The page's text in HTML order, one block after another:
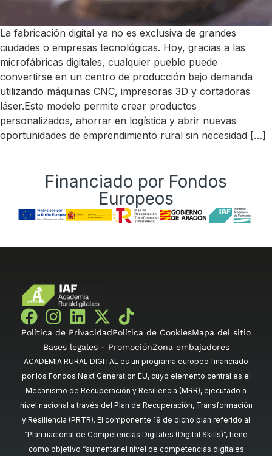
La fabricación digital ya no es exclusiva de grandes
ciudades o empresas tecnológicas. Hoy, gracias a las
microfábricas digitales, cualquier pueblo puede
convertirse en un centro de producción bajo demanda
utilizando máquinas CNC, impresoras 3D y cortadoras
láser.Este modelo permite crear productos
personalizados, ahorrar en logística y abrir nuevas
oportunidades de emprendimiento rural sin necesidad […]
Financiado por Fondos
Europeos
Política de PrivacidadPolítica de CookiesMapa del sitio
Bases legales - PromociónZona embajadores
ACADEMIA RURAL DIGITAL es un programa europeo financiado
por los Fondos Next Generation EU, cuyo elemento central es el
Mecanismo de Recuperación y Resiliencia (MRR), ejecutado a
nivel nacional a través del Plan de Recuperación, Transformación
y Resiliencia (PRTR). El componente 19 de dicho plan referido al
“Plan nacional de Competencias Digitales (Digital Skills)”, tiene
como objetivo “aumentar el nivel de competencias digitales